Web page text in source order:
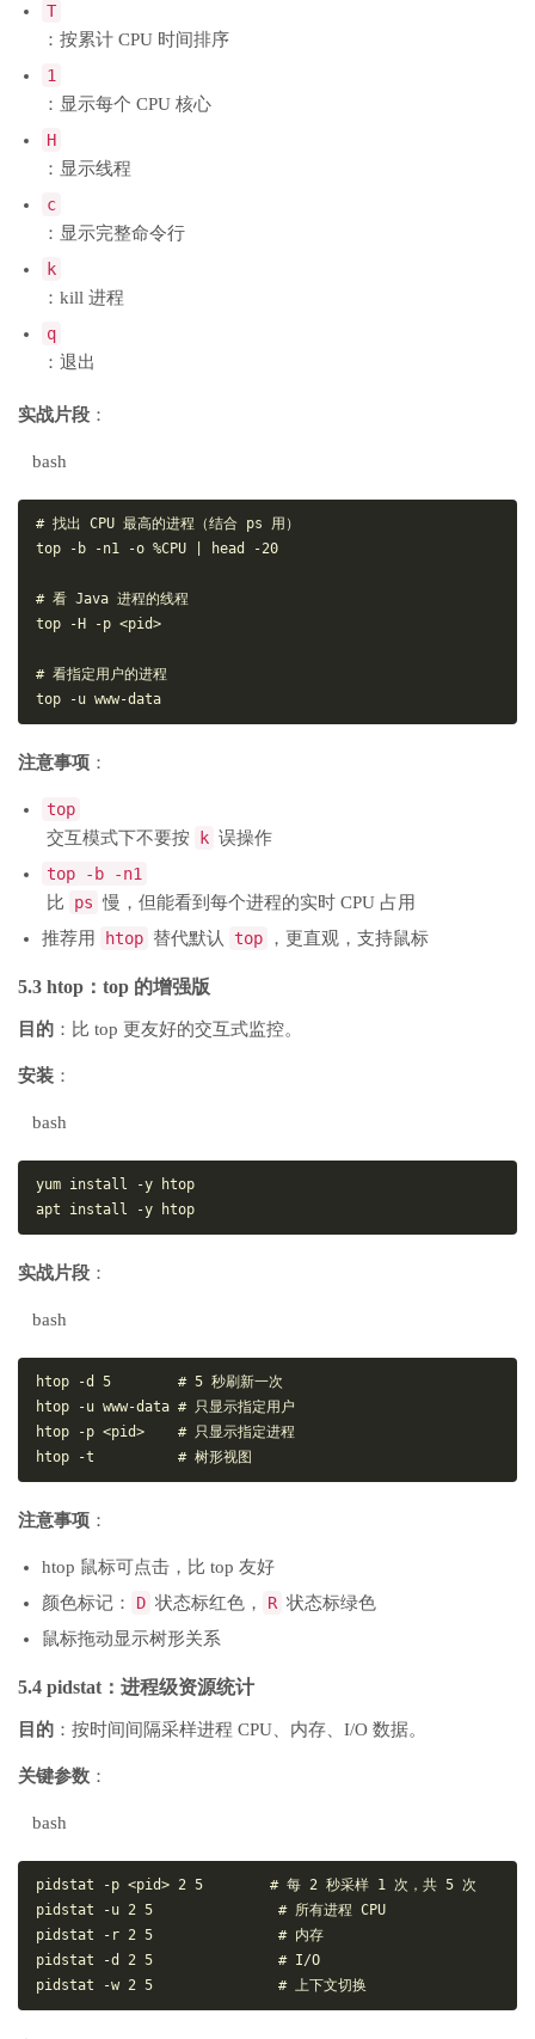
T
：按累计 CPU 时间排序
1
：显示每个 CPU 核心
H
：显示线程
c
：显示完整命令行
k
：kill 进程
q
：退出
实战片段 ：
bash
# 找出 CPU 最高的进程（结合 ps 用）
top -b -n1 -o %CPU | head -20
# 看 Java 进程的线程
top -H -p <pid>
# 看指定用户的进程
注意事项 ：
top
交互模式下不要按
k 误操作
top -b -n1
比
ps 慢，但能看到每个进程的实时 CPU 占用
推荐用
htop 替代默认 top ，更直观，支持鼠标
5.3 htop：top 的增强版
目的 ：比 top 更友好的交互式监控。
安装 ：
bash
yum install -y htop
实战片段 ：
bash
htop -d 5        # 5 秒刷新一次
htop -u www-data # 只显示指定用户
htop -p <pid>    # 只显示指定进程
注意事项 ：
htop 鼠标可点击，比 top 友好
颜色标记：
D 状态标红色， R 状态标绿色
鼠标拖动显示树形关系
5.4 pidstat：进程级资源统计
目的 ：按时间间隔采样进程 CPU、内存、I/O 数据。
关键参数 ：
bash
pidstat -p <pid> 2 5        # 每 2 秒采样 1 次，共 5 次
pidstat -u 2 5               # 所有进程 CPU
pidstat -r 2 5               # 内存
pidstat -d 2 5               # I/O